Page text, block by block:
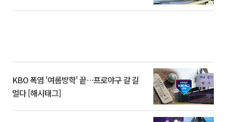
KBO 폭염 '여름방학' 끝…프로야구 갈 길
멀다 [해시태그]